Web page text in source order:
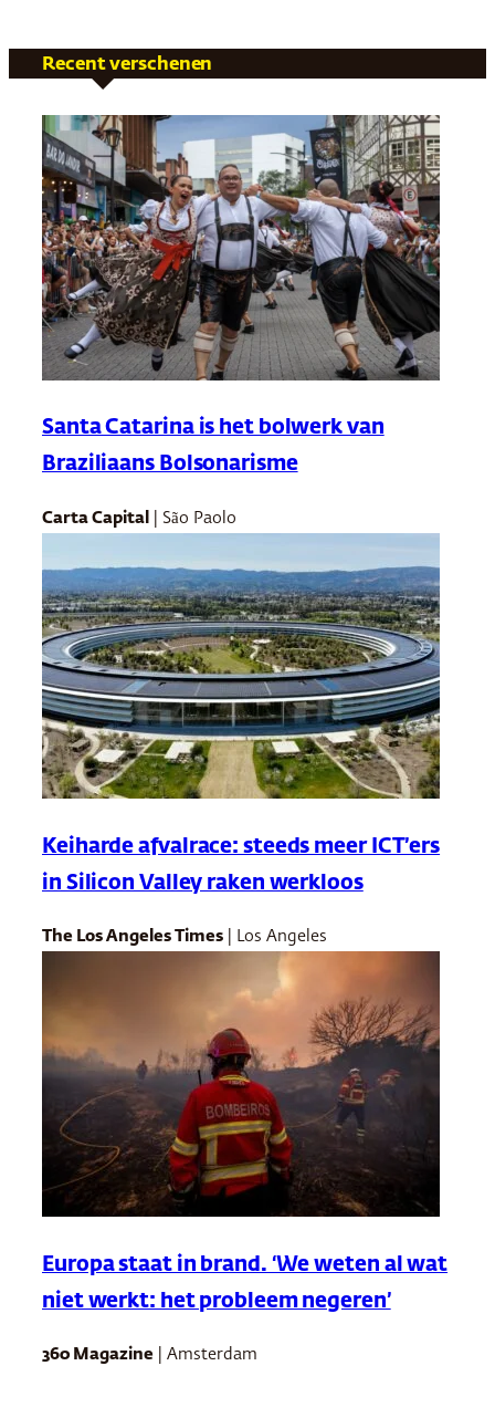
Recent verschenen
Santa Catarina is het bolwerk van
Braziliaans Bolsonarisme
Carta Capital | São Paolo
Keiharde afvalrace: steeds meer ICT’ers
in Silicon Valley raken werkloos
The Los Angeles Times | Los Angeles
Europa staat in brand. ‘We weten al wat
niet werkt: het probleem negeren’
360 Magazine | Amsterdam